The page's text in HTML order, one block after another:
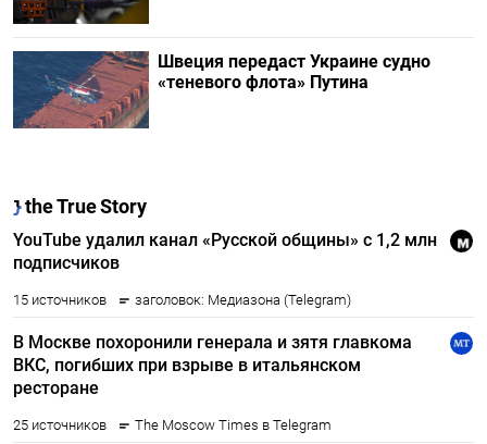
Швеция передаст Украине судно
«теневого флота» Путина